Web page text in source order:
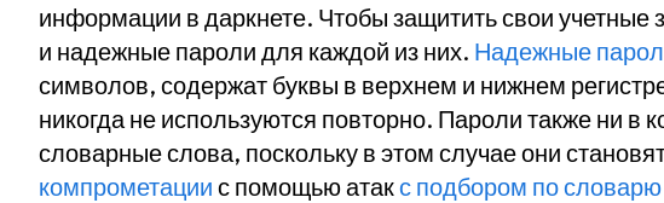
информации в даркнете. Чтобы защитить свои учетные
и надежные пароли для каждой из них. Надежные
символов, содержат буквы в верхнем и нижнем
никогда не используются повторно. Пароли также ни в
словарные слова, поскольку в этом случае они
компрометации с помощью атакс подбором по словарю